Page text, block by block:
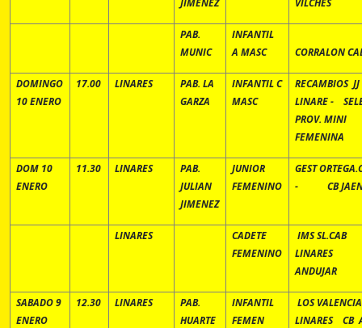
PAB.
MUNIC
INFANTIL
A MASC
CORRALON
DOMINGO
10 ENERO
17.00 LINARES
PAB. LA
GARZA
INFANTIL C
MASC
RECAMBIOS JJ
LINARE -
PROV. MINI
DOM 10
ENERO
11.30 LINARES
PAB.
JULIAN
JIMENEZ
JUNIOR
FEMENINO
GEST
- CB
LINARES
CADETE
FEMENINO
IMS SL.CAB
ANDUJAR
SABADO 9
ENERO
12.30 LINARES
PAB.
HUARTE
INFANTIL
FEMEN
LOS
LINARES CB